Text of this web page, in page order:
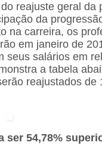
reajuste geral da
da
na carreira, os
em janeiro de
seus salários em
a tabela
reajustados de
ser 54,78%